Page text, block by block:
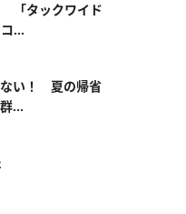
「タックワイド
...
ない！ 夏の帰省
...